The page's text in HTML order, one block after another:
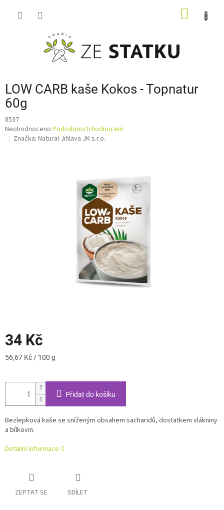
LOW CARB kaše Kokos - Topnatur
60g
8537
Průměrné
hodnocení
Neohodnoceno Podrobnosti hodnocení
Značka: Natural Jihlava JK s.r.o.
34 Kč
Měrná
56,67 Kč / 100 g
Přidat do košíku
Bezlepková kaše se sníženým obsahem sacharidů, dostatkem vlákniny
a bílkovin.
Detailní informace
ZEPTAT SE SDÍLET